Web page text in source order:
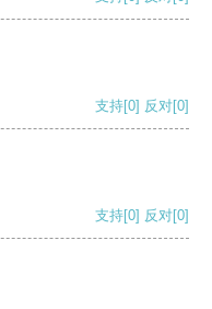
支持[0] 反对[0]
支持[0] 反对[0]